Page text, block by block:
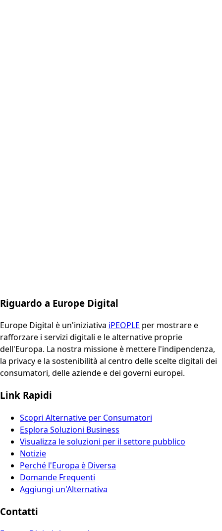
Riguardo a Europe Digital
Europe Digital è un'iniziativa iPEOPLE per mostrare e
rafforzare i servizi digitali e le alternative proprie
dell'Europa. La nostra missione è mettere l'indipendenza,
la privacy e la sostenibilità al centro delle scelte digitali dei
consumatori, delle aziende e dei governi europei.
Link Rapidi
Scopri Alternative per Consumatori
Esplora Soluzioni Business
Visualizza le soluzioni per il settore pubblico
Notizie
Perché l'Europa è Diversa
Domande Frequenti
Aggiungi un'Alternativa
Contatti